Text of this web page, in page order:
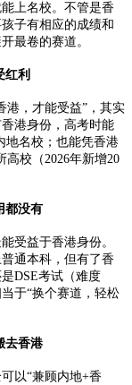
上名校。不管是香
子有相应的成绩和
最卷的赛道。
利
，才能受益”，其实
港身份，高考时能
地名校；也能凭香港
高校（2026年新增20
都没有
益于香港身份。
通本科，但有了香
DSE考试（难度
于“换个赛道，轻松
去香港
以“兼顾内地+香